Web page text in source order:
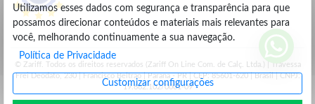
Utilizamos esses dados com segurança e transparência para que
possamos direcionar conteúdos e materiais mais relevantes para
você, melhorando continuamente a sua navegação.
Política de Privacidade
Customizar configurações
© Zariff. Todos os direitos reservados (Zariff On Line Com. de Calç. Ltda.) | Travessa
Frei Deodato, 230 | Francisco Beltrão | Parana - PR | CEP: 85601-620 | Brasil | CNPJ:
19.662.102/0001-09